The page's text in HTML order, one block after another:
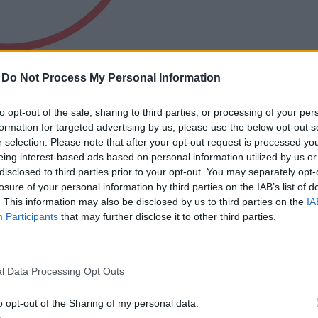
Do Not Process My Personal Information
opt-out of the sale, sharing to third parties, or processing of your
for targeted advertising by us, please use the below opt-out
selection. Please note that after your opt-out request is processed
interest-based ads based on personal information utilized by us
to third parties prior to your opt-out. You may separately
of your personal information by third parties on the IAB’s list of
This information may also be disclosed by us to third parties on the
Participants that may further disclose it to other third parties.
Data Processing Opt Outs
opt-out of the Sharing of my personal data.
küzdenek a vízimadarak etetése ellen, ami az egyik legrosszabb
vadon élő állatokkal tehetünk.
problémaspirálként jelentkezik
vonulnak el, így az emberek, látva az
vagy már beteg, röpképtelen madarat,